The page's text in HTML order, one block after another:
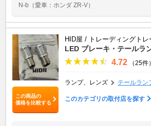
N-b （愛車：ホンダ ZR-V）
この商品の
価格を比較する
HID屋 / トレーディングトレ
LED ブレーキ・テールラ
4.72 （25件）
ランプ、レンズ テールラン
このカテゴリの取付店を探す